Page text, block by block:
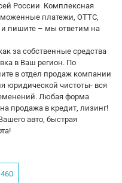
России Комплексная
платежи, ОТТС,
пишите – мы ответим на
за собственные средства
в Ваш регион. По
в отдел продаж компании
юридической чистоты- вся
Любая форма
продажа в кредит, лизинг!
авто, быстрая